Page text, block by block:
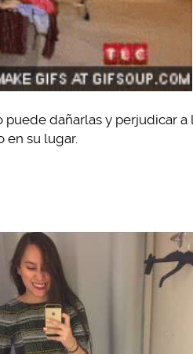
puede dañarlas y perjudicar a
en su lugar.